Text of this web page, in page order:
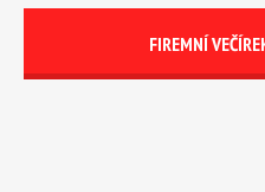
FIREMNÍ